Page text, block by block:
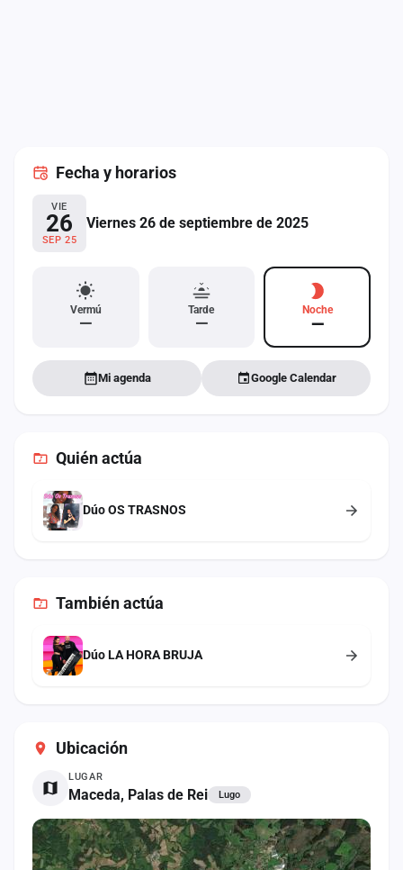
Ubicación
LUGAR
Maceda, Palas de Rei Lugo
Fecha y horarios
VIE
26
SEP 25
Viernes 26 de septiembre de 2025
Vermú
—
Tarde
—
Noche
—
Mi agenda Google Calendar
Quién actúa
Dúo OS TRASNOS
Tambiénactúa
Dúo LA HORA BRUJA
Administración
Contacto